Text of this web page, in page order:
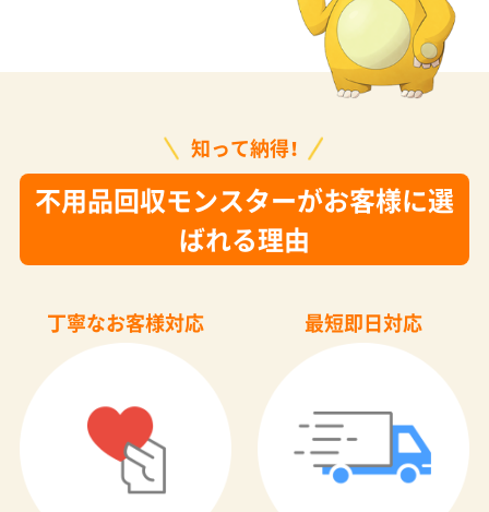
知って納得！
不用品回収モンスターがお客様に選
ばれる理由
丁寧なお客様対応 最短即日対応